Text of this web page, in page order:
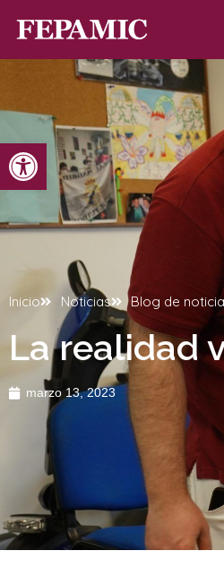
Abrir barra de
Inicio Noticias Blog de
La realidad
marzo 13, 2023